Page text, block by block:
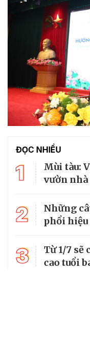
ĐỌC NHIỀU
1
Mùi tàu:
vườn nhà
2
Những
phổi hiệu
3
Từ 1/7 sẽ
cao tuổi